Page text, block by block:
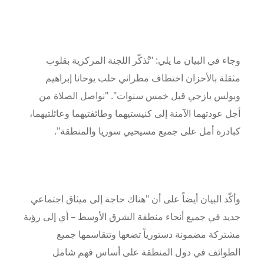
وجاء في البيان ما يلي: "تُذكّر اللجنة المركزية بقلوب
مثقلة بالأحزان اختطاف مطراني حلب يوحانا إبراهيم
وبولس يازجي قبل خمس سنوات". "نواصل الصلاة من
أجل عودتهما الآمنة إلى كنيستيهما وطائفتيهما وعائلتيهما،
كبادرة أمل على جميع مسيحيي سوريا والمنطقة".
وأكّد البيان أيضاً على أن "هناك حاجة إلى ميثاق اجتماعي
جديد في جميع أنحاء منطقة الشرق الأوسط – أي إلى رؤية
مشتركة مضمونة دستورياً تضعها وتتقاسمها جميع
الطوائف في دول المنطقة على أساس فهم شامل